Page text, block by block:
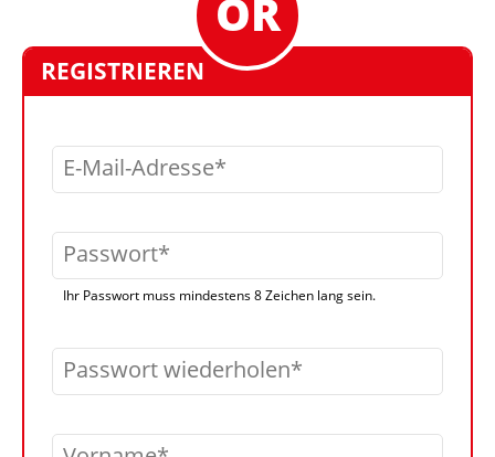
REGISTRIEREN
E-Mail-Adresse
Passwort
Ihr Passwort muss mindestens 8 Zeichen lang sein.
Passwort wiederholen